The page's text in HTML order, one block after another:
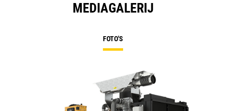
MEDIAGALERIJ
FOTO'S